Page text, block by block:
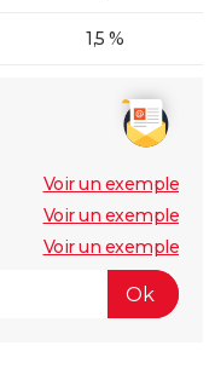
1,5 %
Voir un exemple
Voir un exemple
Voir un exemple